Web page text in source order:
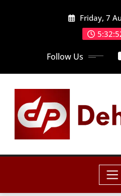
Friday, 7
Follow Us